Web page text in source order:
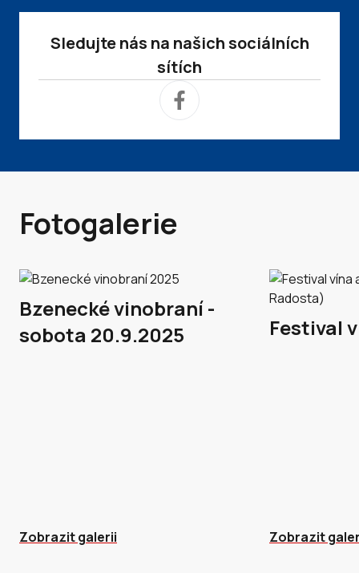
Sledujte nás na našich sociálních
sítích
Fotogalerie
Bzenecké vinobraní -
sobota 20.9.2025
Zobrazit galerii
Festival
Zobrazit